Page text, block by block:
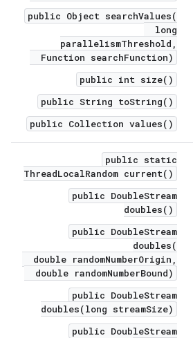
public Object searchValues(
long
parallelismThreshold,
Function searchFunction)
public int size()
public String toString()
public Collection values()
public static
ThreadLocalRandom current()
public DoubleStream
doubles()
public DoubleStream
doubles(
double randomNumberOrigin,
double randomNumberBound)
public DoubleStream
doubles(long streamSize)
public DoubleStream